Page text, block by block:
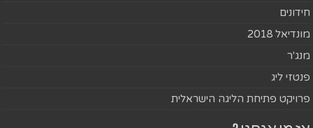
חידונים
מונדיאל 2018
מנג'ר
פנטזי ליג
פרויקט פתיחת הליגה הישראלית